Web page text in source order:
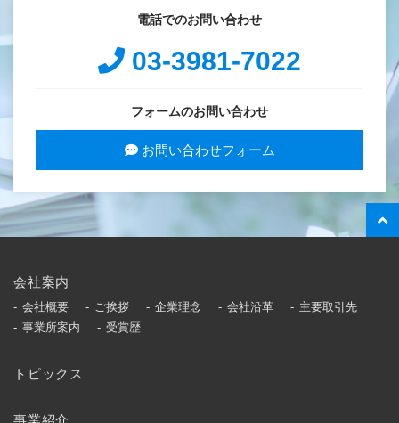
電話でのお問い合わせ
03-3981-7022
フォームのお問い合わせ
お問い合わせフォーム
会社案内
会社概要 ご挨拶 企業理念 会社沿革
主要取引先
事業所案内
受賞歴
トピックス
事業紹介